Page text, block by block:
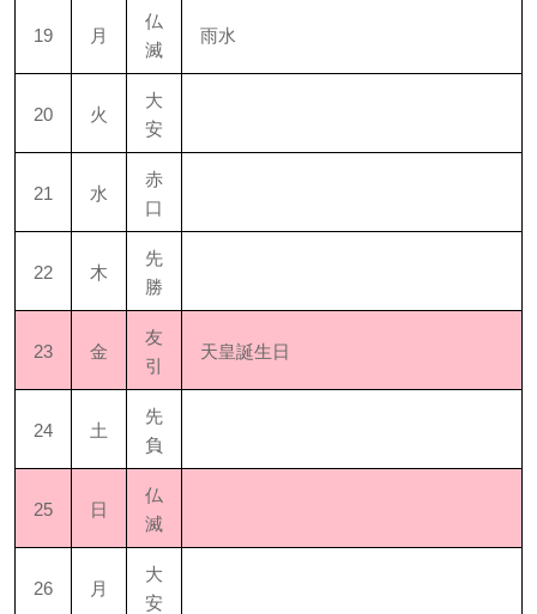
19 月
仏
滅
雨水
20 火
大
安
21 水
赤
口
22 木
先
勝
23 金
友
引
天皇誕生日
24 土
先
負
25 日
仏
滅
26 月
大
安